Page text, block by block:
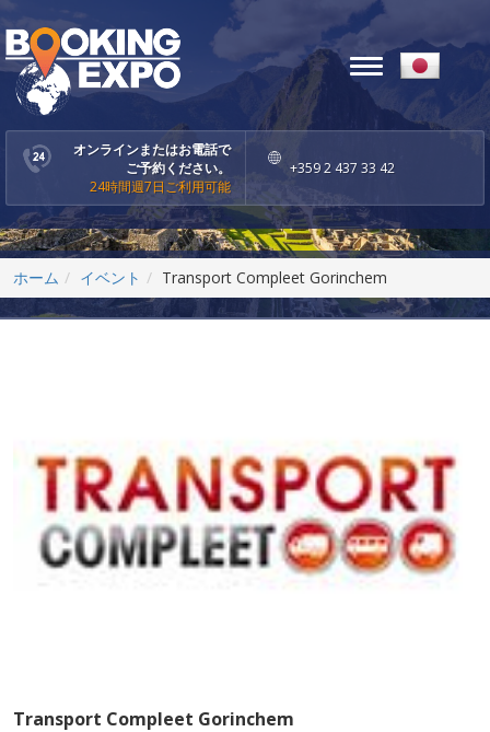
オンラインまたはお電話で
ご予約ください。
24時間週7日ご利用可能
+359 2 437 33 42
Toggle
navigation
ホーム イベント Transport Compleet Gorinchem
Transport Compleet Gorinchem